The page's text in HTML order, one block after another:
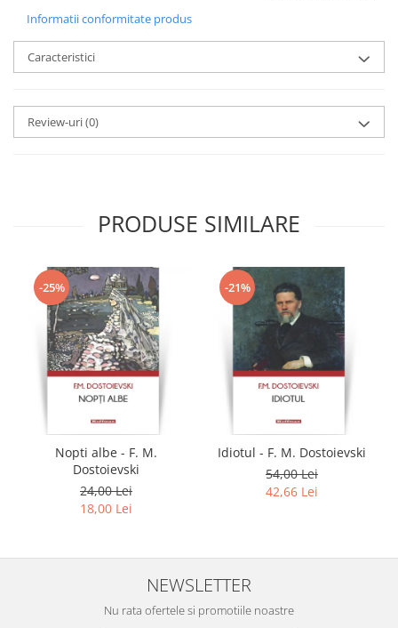
Informatii conformitate produs
Caracteristici
Review-uri(0)
PRODUSE SIMILARE
-25%
Nopti albe - F. M.
Dostoievski
24,00 Lei
18,00 Lei
-21%
Idiotul - F. M. Dostoievski
54,00 Lei
42,66 Lei
NEWSLETTER
Nu rata ofertele si promotiile noastre